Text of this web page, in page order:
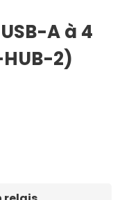
A à 4
2)